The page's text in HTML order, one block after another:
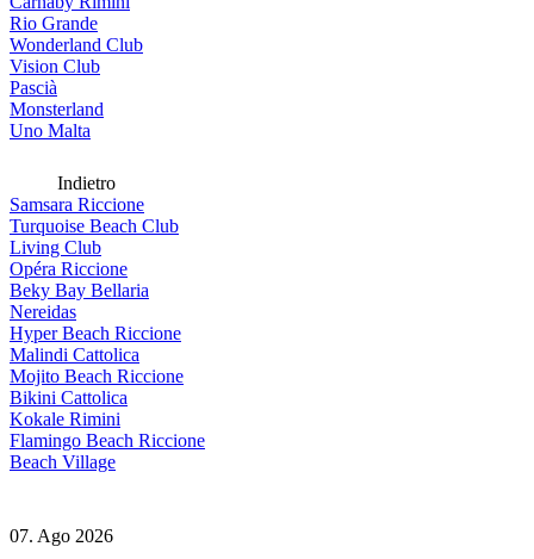
Rio Grande
Wonderland Club
Vision Club
Pascià
Monsterland
Uno Malta
Indietro
Samsara Riccione
Turquoise Beach Club
Living Club
Opéra Riccione
Beky Bay Bellaria
Nereidas
Hyper Beach Riccione
Malindi Cattolica
Mojito Beach Riccione
Bikini Cattolica
Kokale Rimini
Flamingo Beach Riccione
Beach Village
07. Ago 2026